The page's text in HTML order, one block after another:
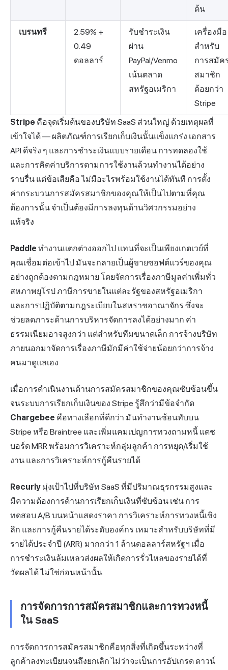
ต้น
เบรนทรี
2.59% +
0.49
ดอลลาร์
รับชำระเงิน
ผ่าน
PayPal/Venmo
เน้นตลาด
สหรัฐอเมริกา
เครื่องมือ
สำหรับ
การสมัค
สมาชิก
ด้อยกว่า
Stripe
Stripe คือจุดเริ่มต้นของบริษัท SaaS ส่วนใหญ่ ด้วยเหตุผลที่
เข้าใจได้ — ผลิตภัณฑ์การเรียกเก็บเงินนั้นแข็งแกร่ง เอกสาร
API ดีจริง ๆ และการชำระเงินแบบรายเดือน การทดลองใช้
และการคิดค่าบริการตามการใช้งานล้วนทำงานได้อย่าง
ราบรื่น แต่ข้อเสียคือ ไม่มีอะไรพร้อมใช้งานได้ทันที การตั้ง
ค่ากระบวนการสมัครสมาชิกของคุณให้เป็นไปตามที่คุณ
ต้องการนั้น จำเป็นต้องมีการลงทุนด้านวิศวกรรมอย่าง
แท้จริง
Paddle ทำงานแตกต่างออกไป แทนที่จะเป็นเพียงเกตเวย์ที่
คุณเชื่อมต่อเข้าไป มันจะกลายเป็นผู้ขายซอฟต์แวร์ของคุณ
อย่างถูกต้องตามกฎหมาย โดยจัดการเรื่องภาษีมูลค่าเพิ่มทั่ว
สหภาพยุโรป ภาษีการขายในแต่ละรัฐของสหรัฐอเมริกา
และการปฏิบัติตามกฎระเบียบในสหราชอาณาจักร ซึ่งจะ
ช่วยลดภาระด้านการบริหารจัดการลงได้อย่างมาก ค่า
ธรรมเนียมอาจสูงกว่า แต่สำหรับทีมขนาดเล็ก การจ้างบริษัท
ภายนอกมาจัดการเรื่องภาษีมักมีค่าใช้จ่ายน้อยกว่าการจ้าง
คนมาดูแลเอง
เมื่อการดำเนินงานด้านการสมัครสมาชิกของคุณซับซ้อนขึ้น
จนระบบการเรียกเก็บเงินของ Stripe รู้สึกว่ามีข้อจำกัด
Chargebee คือทางเลือกที่ดีกว่า มันทำงานซ้อนทับบน
Stripe หรือ Braintree และเพิ่มแคมเปญการทวงถามหนี้ แดช
บอร์ด MRR พร้อมการวิเคราะห์กลุ่มลูกค้า การหยุด/เริ่มใช้
งาน และการวิเคราะห์การกู้คืนรายได้
Recurly มุ่งเป้าไปที่บริษัท SaaS ที่มีปริมาณธุรกรรมสูงและ
มีความต้องการด้านการเรียกเก็บเงินที่ซับซ้อน เช่น การ
ทดสอบ A/B บนหน้าแสดงราคา การวิเคราะห์การทวงหนี้เชิง
ลึก และการกู้คืนรายได้ระดับองค์กร เหมาะสำหรับบริษัทที่มี
รายได้ประจำปี (ARR) มากกว่า 1 ล้านดอลลาร์สหรัฐฯ เมื่อ
การชำระเงินล้มเหลวส่งผลให้เกิดการรั่วไหลของรายได้ที่
วัดผลได้ ไม่ใช่ก่อนหน้านั้น
การจัดการการสมัครสมาชิกและการทวงหนี้
ใน SaaS
การจัดการการสมัครสมาชิกคือทุกสิ่งที่เกิดขึ้นระหว่างที่
ลูกค้าลงทะเบียนจนถึงยกเลิก ไม่ว่าจะเป็นการอัปเกรด ดาวน์